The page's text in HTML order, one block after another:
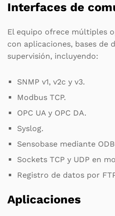
Interfaces de
El equipo ofrece múltiples
con aplicaciones, bases de
supervisión, incluyendo:
SNMP v1, v2c y v3.
Modbus TCP.
OPC UA y OPC DA.
Syslog.
Sensobase mediante
Sockets TCP y UDP en
Registro de datos por
Aplicaciones